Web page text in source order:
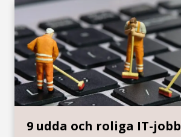
9 udda och roliga IT-jobb